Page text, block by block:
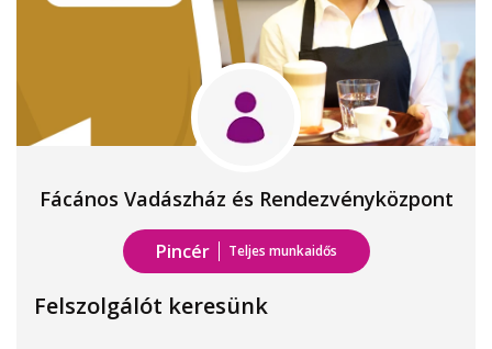
Fácános Vadászház és Rendezvényközpont
Pincér Teljes munkaidős
Felszolgálót keresünk